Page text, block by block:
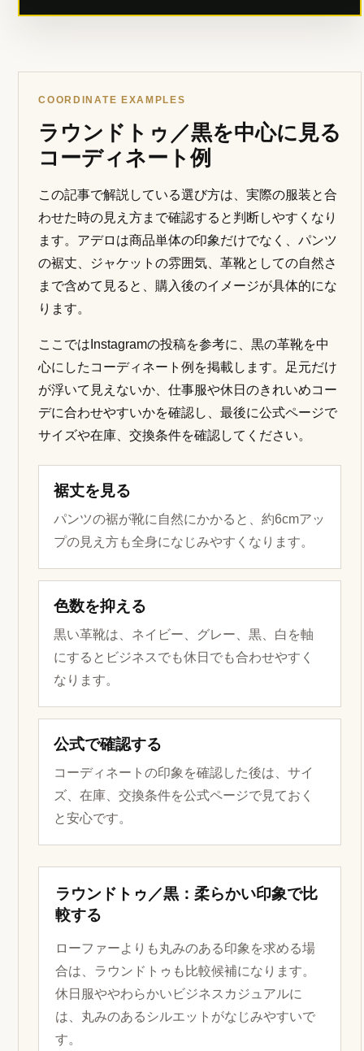
COORDINATE EXAMPLES
ラウンドトゥ／黒を中心に見る
コーディネート例
この記事で解説している選び方は、実際の服装と合
わせた時の見え方まで確認すると判断しやすくなり
ます。アデロは商品単体の印象だけでなく、パンツ
の裾丈、ジャケットの雰囲気、革靴としての自然さ
まで含めて見ると、購入後のイメージが具体的にな
ります。
ここではInstagramの投稿を参考に、黒の革靴を中
心にしたコーディネート例を掲載します。足元だけ
が浮いて見えないか、仕事服や休日のきれいめコー
デに合わせやすいかを確認し、最後に公式ページで
サイズや在庫、交換条件を確認してください。
裾丈を見る
パンツの裾が靴に自然にかかると、約6cmアッ
プの見え方も全身になじみやすくなります。
色数を抑える
黒い革靴は、ネイビー、グレー、黒、白を軸
にするとビジネスでも休日でも合わせやすく
なります。
公式で確認する
コーディネートの印象を確認した後は、サイ
ズ、在庫、交換条件を公式ページで見ておく
と安心です。
ラウンドトゥ／黒：柔らかい印象で比
較する
ローファーよりも丸みのある印象を求める場
合は、ラウンドトゥも比較候補になります。
休日服ややわらかいビジネスカジュアルに
は、丸みのあるシルエットがなじみやすいで
す。